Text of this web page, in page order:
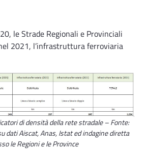
le Strade Regionali e Provinciali
2021, l’infrastruttura ferroviaria
di densità della rete stradale – Fonte:
dati Aiscat, Anas, Istat ed indagine diretta
le Regioni e le Province